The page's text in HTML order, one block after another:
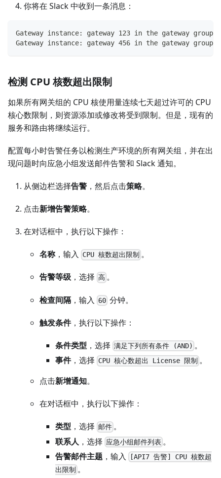
你将在 Slack 中收到一条消息：
Gateway instance: gateway 123 in the gateway
Gateway instance: gateway 456 in the gateway
检测 CPU 核数超出限制
如果所有网关组的 CPU 核使用量连续七天超过许可的 CPU
核心数限制，则资源添加或修改将受到限制。但是，现有的
服务和路由将继续运行。
配置每小时告警任务以检测生产环境的所有网关组，并在出
现问题时向应急小组发送邮件告警和 Slack 通知。
从侧边栏选择告警 ，然后点击策略。
点击新增告警策略。
在对话框中，执行以下操作：
名称，输入 CPU 核数超出限制 。
告警等级，选择 高 。
检查间隔 ，输入 60 分钟。
触发条件，执行以下操作：
条件类型 ，选择 满足下列所有条件 (AND) 。
事件，选择 CPU 核心数超出 License 限制 。
点击新增通知。
在对话框中，执行以下操作：
类型 ，选择 邮件 。
联系人 ，选择 应急小组邮件列表 。
告警邮件主题 ，输入
[API7 告警] CPU 核数超
出限制 。